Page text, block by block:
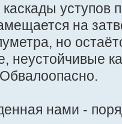
уступов
на
но
неустойчивые
нами -